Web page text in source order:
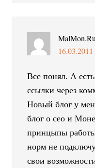
MalMon.Ru
Все понял. А
ссылки через
Новый блог у
блог о сео и
принцыпы
норм не
свои